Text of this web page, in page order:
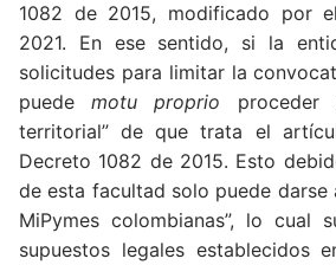
1082 de 2015, modificado por
2021. En ese sentido, si la
solicitudes para limitar la
puedemotu proprio proceder
territorial” de que trata el
Decreto 1082 de 2015. Esto
de esta facultad solo puede darse
MiPymes colombianas”, lo cual
supuestos legales establecidos